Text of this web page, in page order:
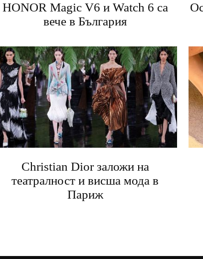
HONOR Magic V6 и Watch 6 са
вече в България
Christian Dior заложи на
театралност и висша мода в
Париж